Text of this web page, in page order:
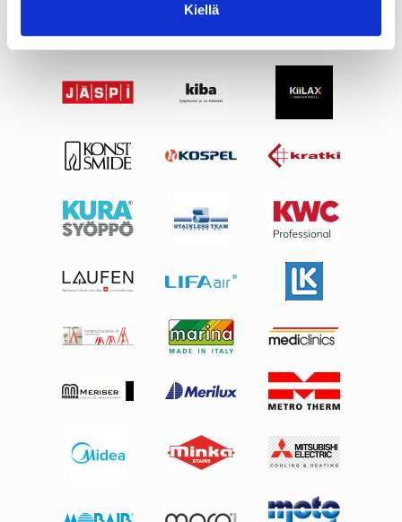
Kiellä